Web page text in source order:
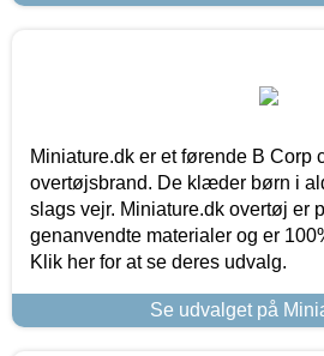
Miniature.dk er et førende B Corp
overtøjsbrand. De klæder børn i
slags vejr. Miniature.dk overtøj er
genanvendte materialer og er
Klik her for at se deres udvalg.
Se udvalget på